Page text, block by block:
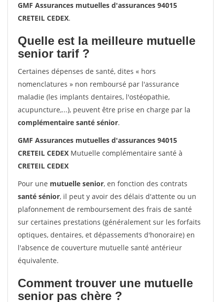
GMF Assurances mutuelles d'assurances 94015
CRETEIL CEDEX.
Quelle est la meilleure mutuelle
senior tarif ?
Certaines dépenses de santé, dites « hors
nomenclatures » non remboursé par l'assurance
maladie (les implants dentaires, l'ostéopathie,
acupuncture,...), peuvent être prise en charge par la
complémentaire santé sénior.
GMF Assurances mutuelles d'assurances 94015
CRETEIL CEDEX Mutuelle complémentaire santé à
CRETEIL CEDEX
Pour une mutuelle senior, en fonction des contrats
santé sénior, il peut y avoir des délais d'attente ou un
plafonnement de remboursement des frais de santé
sur certaines prestations (généralement sur les forfaits
optiques, dentaires, et dépassements d'honoraire) en
l'absence de couverture mutuelle santé antérieur
équivalente.
Comment trouver une mutuelle
senior pas chère ?